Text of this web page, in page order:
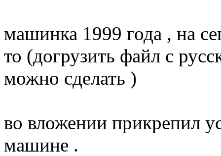
машинка 1999 года , на
то (догрузить файл с
можно сделать )
во вложении прикрепил
машине .